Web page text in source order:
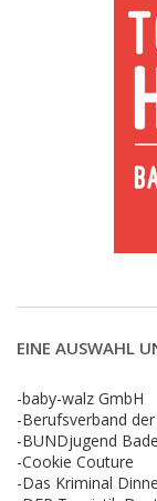
EINE AUSWAHL
-baby-walz GmbH
-Berufsverband
-BUNDjugend
-Cookie Couture
-Das Kriminal